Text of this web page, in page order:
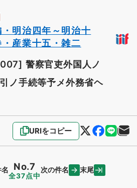
明治四年～明治十
産業十五・雑二
警察官吏外国人ノ
ノ手続等予メ外務省ヘ
URIをコピー
No.7
全37点中
次の件名 末尾